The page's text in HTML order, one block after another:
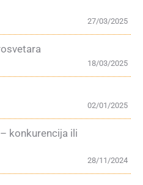
27/03/2025
18/03/2025
02/01/2025
konkurencija ili
28/11/2024